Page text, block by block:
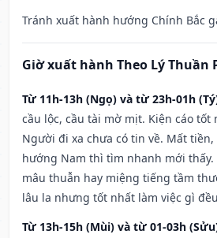
Tránh xuất hành hướng Chính Bắc
Giờ xuất hành Theo Lý Thuần
Từ 11h-13h (Ngọ) và từ 23h-01h
cầu lộc, cầu tài mờ mịt. Kiện cáo tốt
Người đi xa chưa có tin về. Mất
hướng Nam thì tìm nhanh mới
mâu thuẫn hay miệng tiếng tầm
lâu la nhưng tốt nhất làm việc gì
Từ 13h-15h (Mùi) và từ 01-03h